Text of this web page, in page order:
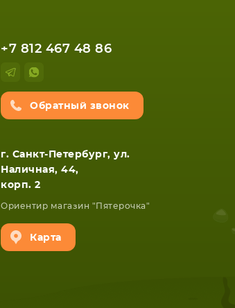
+7 812 467 48 86
Обратный звонок
г. Санкт-Петербург, ул.
Наличная, 44,
корп. 2
Ориентир магазин "Пятерочка"
Карта